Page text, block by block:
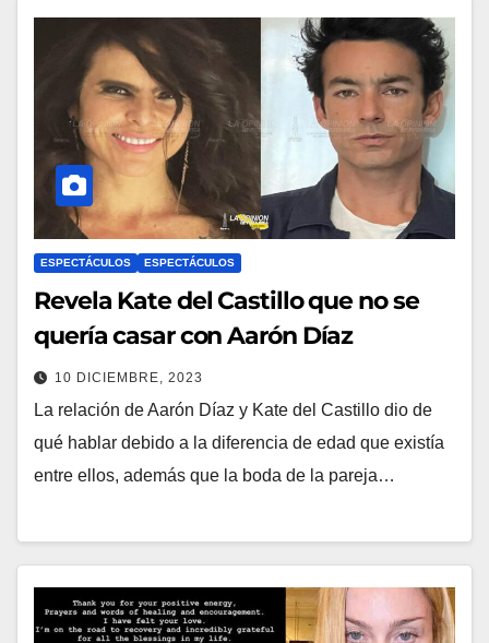
ESPECTÁCULOS ESPECTÁCULOS
Revela Kate del Castillo que no se
quería casar con Aarón Díaz
10 DICIEMBRE, 2023
La relación de Aarón Díaz y Kate del Castillo dio de
qué hablar debido a la diferencia de edad que existía
entre ellos, además que la boda de la pareja…